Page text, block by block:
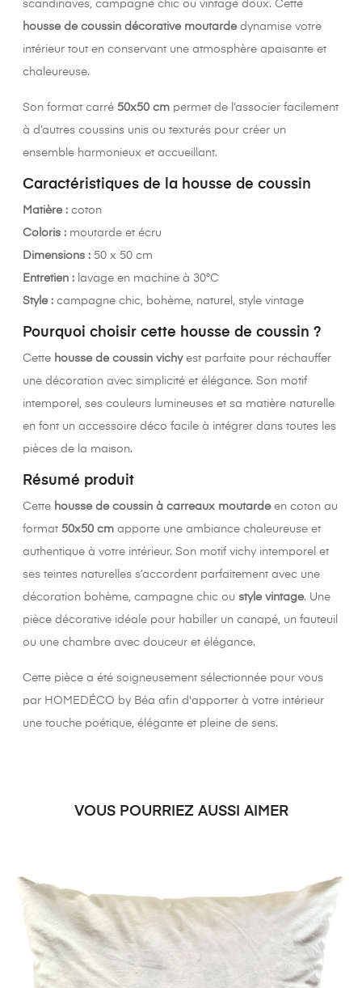
scandinaves, campagne chic ou vintage doux. Cette
housse de coussin décorative moutardedynamise votre
intérieur tout en conservant une atmosphère apaisante et
chaleureuse.
Son format carré 50x50 cm permet de l’associer facilement
à d’autres coussins unis ou texturés pour créer un
ensemble harmonieux et accueillant.
Caractéristiques de la housse de coussin
Matière : coton
Coloris : moutarde et écru
Dimensions : 50 x 50 cm
Entretien : lavage en machine à 30°C
Style : campagne chic, bohème, naturel, style vintage
Pourquoi choisir cette housse de coussin ?
Cette housse de coussin vichyest parfaite pour réchauffer
une décoration avec simplicité et élégance. Son motif
intemporel, ses couleurs lumineuses et sa matière naturelle
en font un accessoire déco facile à intégrer dans toutes les
pièces de la maison.
Résumé produit
Cette housse de coussin à carreaux moutardeen coton au
format 50x50 cm apporte une ambiance chaleureuse et
authentique à votre intérieur. Son motif vichy intemporel et
ses teintes naturelles s’accordent parfaitement avec une
décoration bohème, campagne chic ou style vintage. Une
pièce décorative idéale pour habiller un canapé, un fauteuil
ou une chambre avec douceur et élégance.
Cette pièce a été soigneusement sélectionnée pour vous
par HOMEDÉCO by Béa afin d'apporter à votre intérieur
une touche poétique, élégante et pleine de sens.
VOUS POURRIEZ AUSSI AIMER